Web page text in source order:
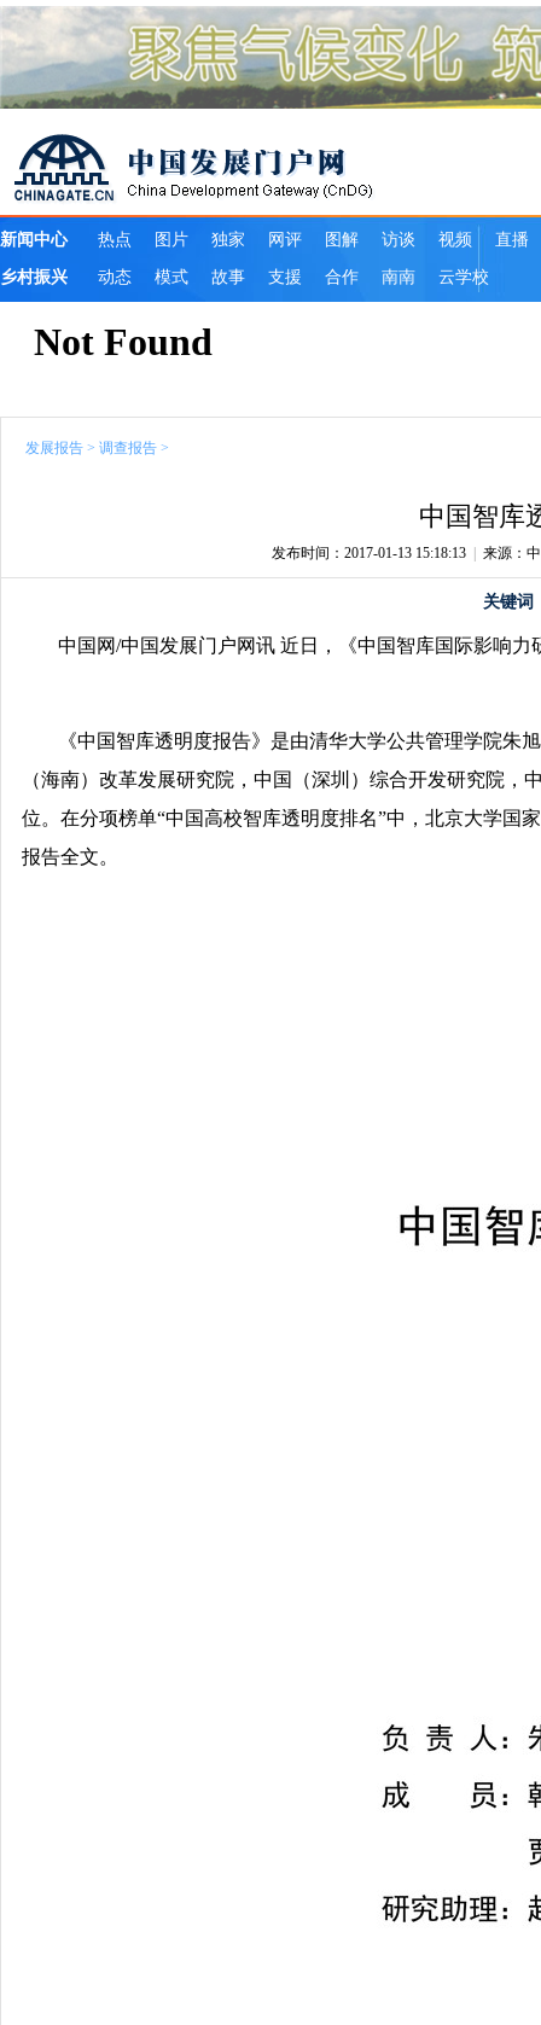
发展报告 > 调查报告 >
中国智库
发布时间：2017-01-13 15:18:13| 来源：
关键词
中国网/中国发展门户网讯 近日，《中国智库国际影响
《中国智库透明度报告》是由清华大学公共管理学院朱
（海南）改革发展研究院，中国（深圳）综合开发研究院
位。在分项榜单“中国高校智库透明度排名”中，北京大学国
报告全文。